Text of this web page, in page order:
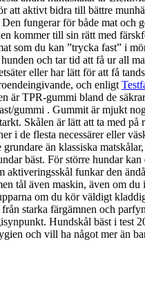
att aktivt bidra till bättre
Den fungerar för både mat och
kommer till sin rätt med
som du kan ”trycka fast” i
och tar tid att få ur all
eller har lätt för att få
och enligt
är TPR-gummi bland de
gummi . Gummit är mjukt
Skålen är lätt att ta med på
i de flesta necessärer eller
än klassiska
bäst. För större hundar
aktiveringsskål funkar den
tål även maskin, även om du
om du kör väldigt
starka färgämnen och
Hundskål bäst i test
och vill ha något mer än